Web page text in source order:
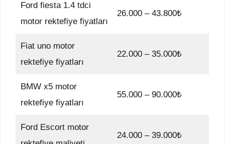
Ford fiesta 1.4 tdci
motor rektefiye fiyatları
26.000 – 43.800₺
Fiat uno motor
rektefiye fiyatları
22.000 – 35.000₺
BMW x5 motor
rektefiye fiyatları
55.000 – 90.000₺
Ford Escort motor
24.000 – 39.000₺